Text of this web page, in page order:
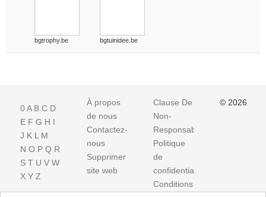
bgtrophy.be bgtuinidee.be
0A B C D
E F G H I
J K L M
N O P Q R
S T U V W
X Y Z
À propos
de nous
Contactez-
nous
Supprimer
site web
Clause De
Non-
Responsabilite
Politique
de
confidentialité
Conditions
© 2026